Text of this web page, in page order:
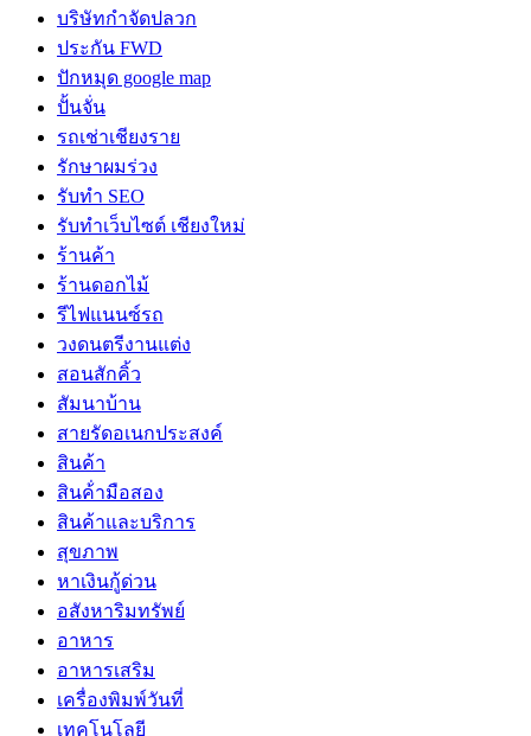
บริษัทกำจัดปลวก
ประกัน FWD
ปักหมุด google map
ปั้นจั่น
รถเช่าเชียงราย
รักษาผมร่วง
รับทำ SEO
รับทำเว็บไซต์ เชียงใหม่
ร้านค้า
ร้านดอกไม้
รีไฟแนนซ์รถ
วงดนตรีงานแต่ง
สอนสักคิ้ว
สัมนาบ้าน
สายรัดอเนกประสงค์
สินค้า
สินค้่ามือสอง
สินค้าและบริการ
สุขภาพ
หาเงินกู้ด่วน
อสังหาริมทรัพย์
อาหาร
อาหารเสริม
เครื่องพิมพ์วันที่
เทคโนโลยี